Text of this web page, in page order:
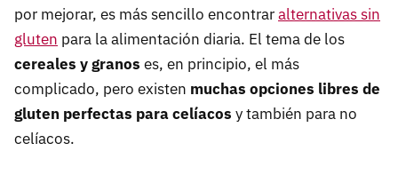
por mejorar, es más sencillo encontraralternativas sin
gluten para la alimentación diaria. El tema de los
cereales y granos es, en principio, el más
complicado, pero existen muchas opciones libres de
gluten perfectas para celíacos y también para no
celíacos.